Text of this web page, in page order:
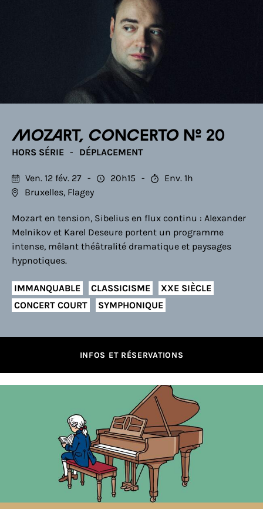
Mozart, Concerto n° 20
HORS SÉRIE DÉPLACEMENT
Ven. 12 fév. 27 20h15
Env. 1h
Bruxelles, Flagey
Mozart en tension, Sibelius en flux continu : Alexander
Melnikov et Karel Deseure portent un programme
intense, mêlant théâtralité dramatique et paysages
hypnotiques.
IMMANQUABLE CLASSICISME
XXE SIÈCLE
CONCERT COURT
SYMPHONIQUE
INFOS ET RÉSERVATIONS